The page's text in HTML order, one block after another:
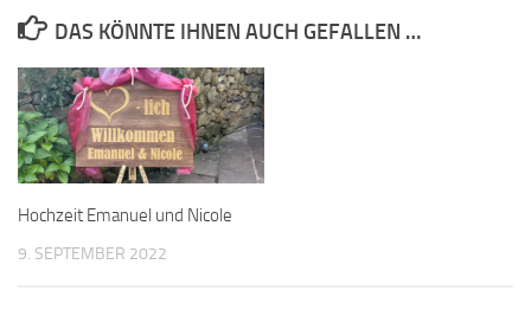
DAS KÖNNTE IHNEN AUCH GEFALLEN …
Hochzeit Emanuel und Nicole
9. SEPTEMBER 2022